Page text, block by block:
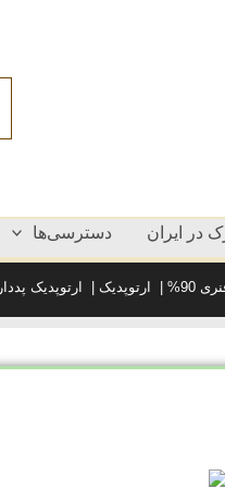
در ایران دسترسی‌ها
90% ارتوپدیک ارتوپدیک پددار
گارانتی تشک ایپک